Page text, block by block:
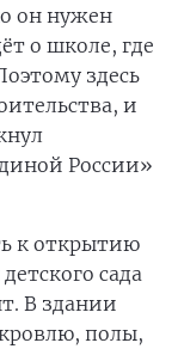
он нужен
о школе, где
здесь
и
России»
к открытию
сада
В здании
полы,